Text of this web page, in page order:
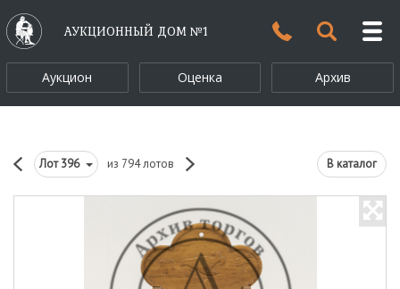
АУКЦИОННЫЙ ДОМ №1
Аукцион Оценка Архив
Лот396 из 794 лотов В каталог